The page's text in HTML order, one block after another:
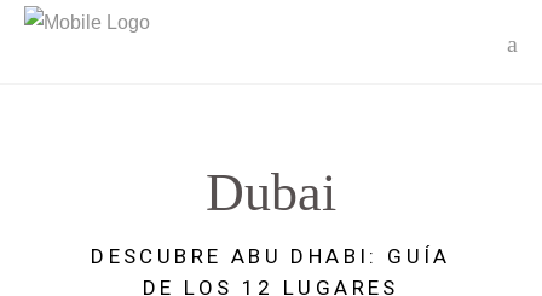
Dubai
DESCUBRE ABU DHABI: GUÍA
DE LOS 12 LUGARES